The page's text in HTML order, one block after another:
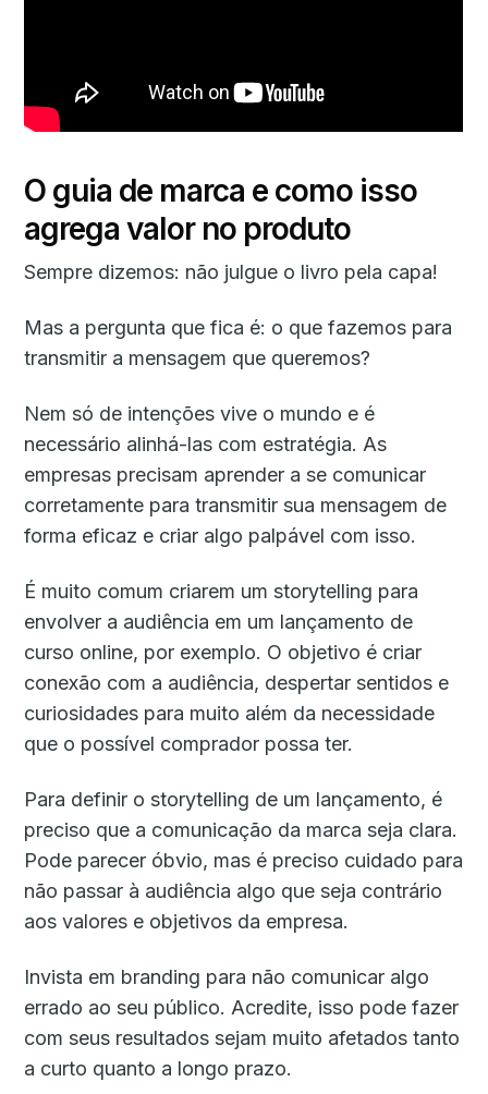
O guia de marca e como isso
agrega valor no produto
Sempre dizemos: não julgue o livro pela capa!
Mas a pergunta que fica é: o que fazemos para
transmitir a mensagem que queremos?
Nem só de intenções vive o mundo e é
necessário alinhá-las com estratégia. As
empresas precisam aprender a se comunicar
corretamente para transmitir sua mensagem de
forma eficaz e criar algo palpável com isso.
É muito comum criarem um storytelling para
envolver a audiência em um lançamento de
curso online, por exemplo. O objetivo é criar
conexão com a audiência, despertar sentidos e
curiosidades para muito além da necessidade
que o possível comprador possa ter.
Para definir o storytelling de um lançamento, é
preciso que a comunicação da marca seja clara.
Pode parecer óbvio, mas é preciso cuidado para
não passar à audiência algo que seja contrário
aos valores e objetivos da empresa.
Invista em branding para não comunicar algo
errado ao seu público. Acredite, isso pode fazer
com seus resultados sejam muito afetados tanto
a curto quanto a longo prazo.